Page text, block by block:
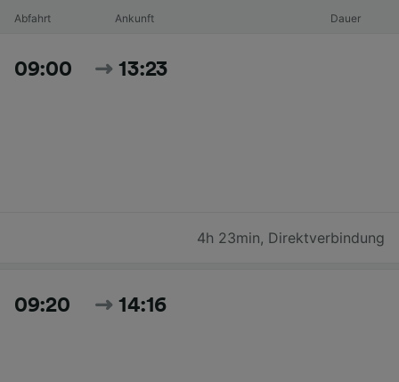
Abfahrt Ankunft Dauer
09:00 13:23
4h 23min, Direktverbindung
09:20 14:16